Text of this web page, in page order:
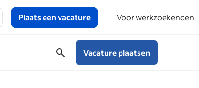
Plaats een vacature Voor werkzoekenden
Vacature plaatsen